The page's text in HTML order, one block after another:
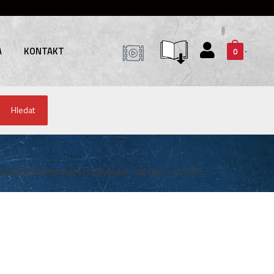
KONTAKT 0
Hledat
components/subheader-cat.phpon line12